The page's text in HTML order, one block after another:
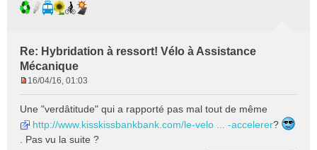
Re: Hybridation à ressort! Vélo à Assistance
Mécanique
s
s
a
16/04/16, 01:03
Une "verdâtitude" qui a rapporté pas mal tout de même
http://www.kisskissbankbank.com/le-velo ... -accelerer?
. Pas vu la suite ?